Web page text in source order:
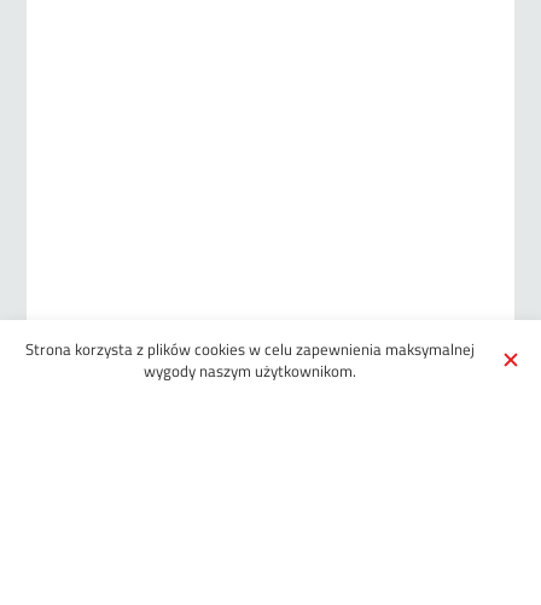
Strona korzysta z plików cookies w celu zapewnienia maksymalnej
wygody naszym użytkownikom.
What would you like to join/cut?